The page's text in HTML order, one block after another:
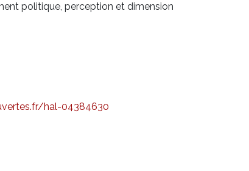
politique, perception et dimension
fr/hal-04384630